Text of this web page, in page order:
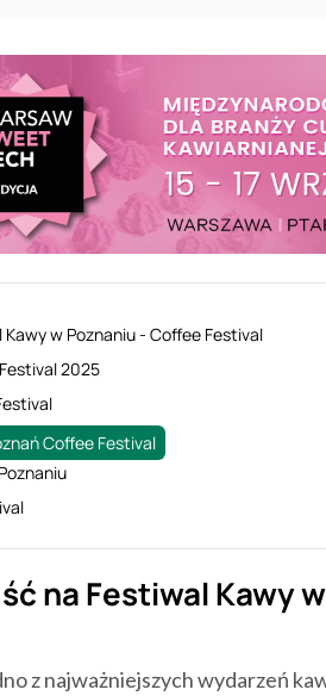
w Poznaniu - Coffee Festival
2025
Coffee Festival
na Festiwal Kawy
z najważniejszych wydarzeń